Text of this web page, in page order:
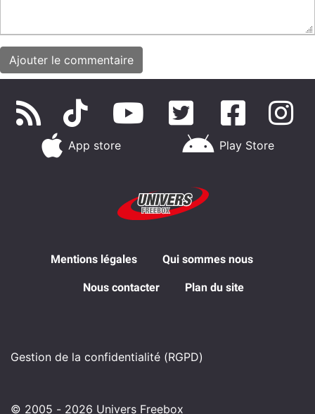
App store Play Store
Mentions légales Qui sommes nous
Nous contacter Plan du site
Gestion de la confidentialité (RGPD)
© 2005 - 2026 Univers Freebox